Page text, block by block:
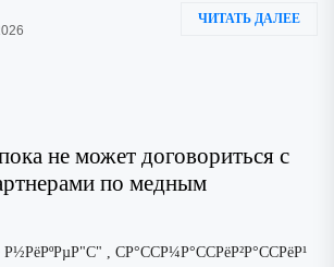
ЧИТАТЬ ДАЛЕЕ
не может договориться с
по медным
Р½РёРºРµР"С" , СР°ССР¼Р°ССРёР²Р°ССРёР¹